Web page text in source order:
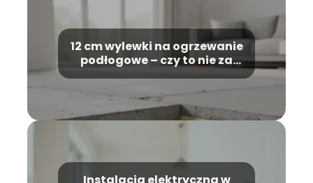
12 cm wylewki na ogrzewanie
podłogowe – czy to nie za
Instalacja elektryczna w